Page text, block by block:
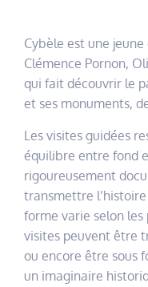
Cybèle est une
Clémence Pornon,
qui fait découvrir le
et ses monuments,
Les visites guidées
équilibre entre fond
rigoureusement
transmettre
forme varie selon
visites peuvent être
ou encore être sous
un imaginaire